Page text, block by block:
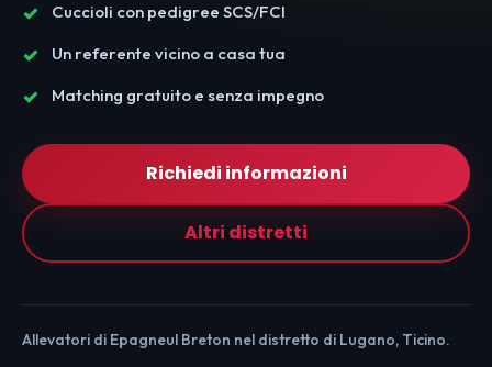
Cuccioli con pedigree SCS/FCI
Un referente vicino a casa tua
Matching gratuito e senza impegno
Richiedi informazioni
Altri distretti
Allevatori di Epagneul Breton nel distretto di Lugano, Ticino.